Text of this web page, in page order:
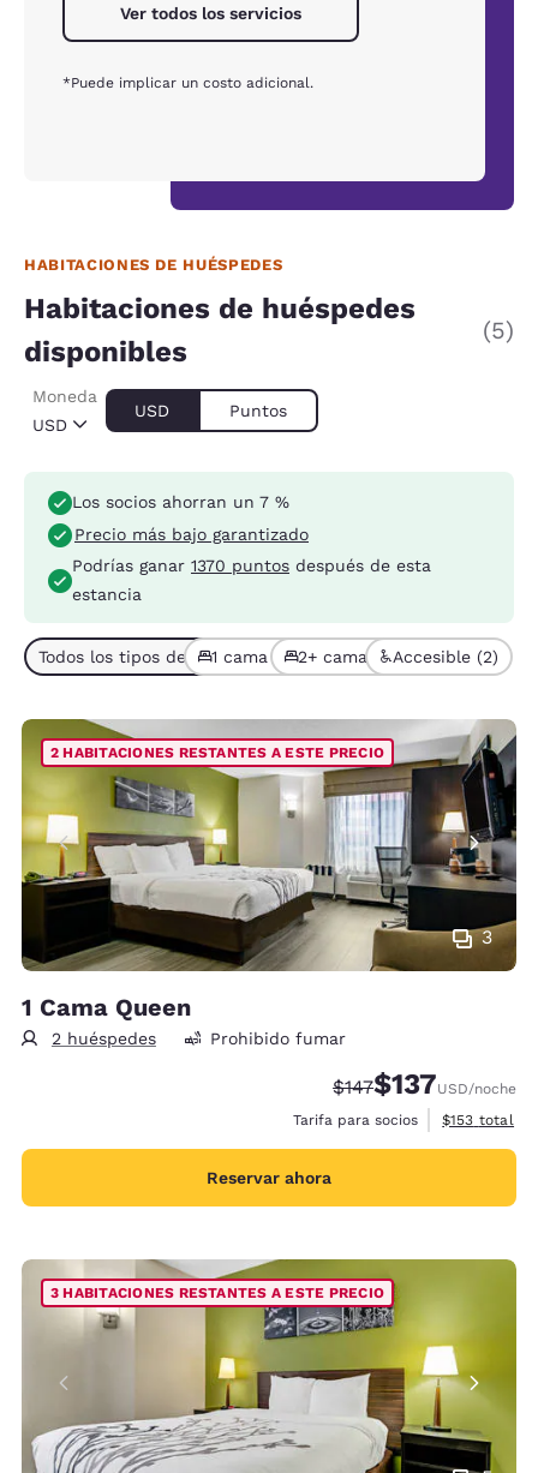
Ver todos los servicios
*Puede implicar un costo adicional.
HABITACIONES DE HUÉSPEDES
Habitaciones de huéspedes
disponibles
(5)
USD
Moneda
USD Puntos
Los socios ahorran un 7 %
Precio más bajo garantizado
Podrías ganar 1370 puntos después de esta
estancia
Todos los tipos de habitación (5)
1 cama (4)2+ camas (1)Accesible (2)
3
2 HABITACIONES RESTANTES A ESTE PRECIO
1 Cama Queen
2 huéspedes Prohibido fumar
Precio tachado:
$147Precio con
$137USD/noche
Tarifa para socios
Ver detalles
$153 total
Reservar ahora
3 HABITACIONES RESTANTES A ESTE PRECIO